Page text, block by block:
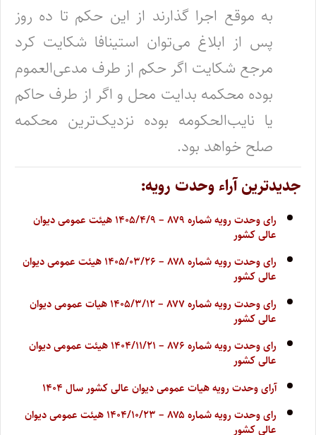
به موقع اجرا ‌گذارند از این حکم تا ده روز
پس از ابلاغ می‌توان استینافا شکایت کرد
مرجع شکایت اگر حکم از طرف مدعی‌العموم
بوده محکمه بدایت محل و اگر از‌ طرف حاکم
یا نایب‌الحکومه بوده نزدیک‌ترین محکمه
صلح خواهد بود.
جدیدترین آراء وحدت رویه:
رای وحدت رویه شماره ۸۷۹ – ۱۴۰۵/۴/۹ هیئت عمومی دیوان
عالی کشور
رای وحدت رویه شماره ۸۷۸ – ۱۴۰۵/۰۳/۲۶ هیئت عمومی دیوان
عالی کشور
رای وحدت رویه شماره ۸۷۷ – ۱۴۰۵/۳/۱۲ هیات عمومی دیوان
عالی کشور
رای وحدت رویه شماره ۸۷۶ – ۱۴۰۴/۱۱/۲۱ هیئت عمومی دیوان
عالی کشور
آرای وحدت رویه هیات عمومی دیوان عالی کشور سال ۱۴۰۴
رای وحدت رویه شماره ۸۷۵ – ۱۴۰۴/۱۰/۲۳ هیئت عمومی دیوان
عالی کشور